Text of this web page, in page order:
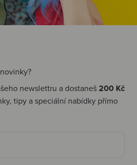
newslettru a dostaneš200 Kč
tipy a speciální nabídky přímo